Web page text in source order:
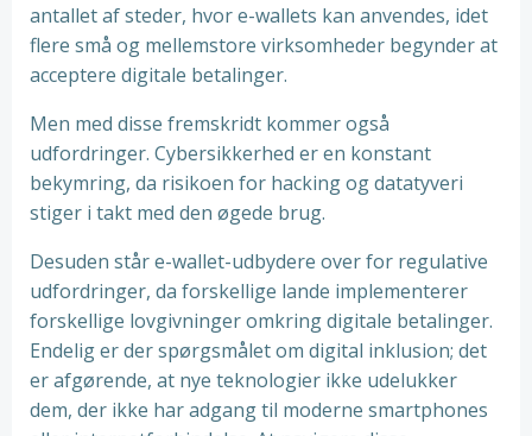
antallet af steder, hvor e-wallets kan anvendes, idet
flere små og mellemstore virksomheder begynder at
acceptere digitale betalinger.
Men med disse fremskridt kommer også
udfordringer. Cybersikkerhed er en konstant
bekymring, da risikoen for hacking og datatyveri
stiger i takt med den øgede brug.
Desuden står e-wallet-udbydere over for regulative
udfordringer, da forskellige lande implementerer
forskellige lovgivninger omkring digitale betalinger.
Endelig er der spørgsmålet om digital inklusion; det
er afgørende, at nye teknologier ikke udelukker
dem, der ikke har adgang til moderne smartphones